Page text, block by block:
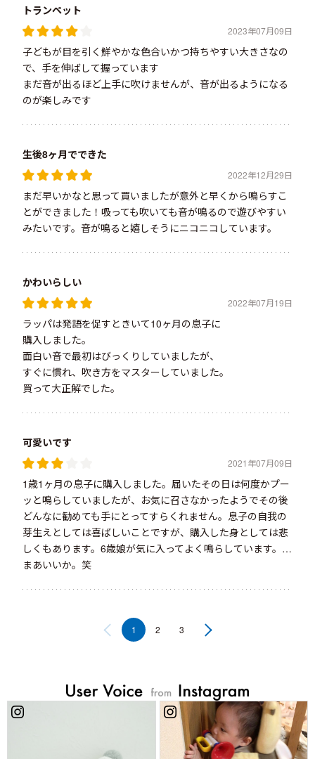
トランペット
2023年07月09日
子どもが目を引く鮮やかな色合いかつ持ちやすい大きさなの
で、手を伸ばして握っています
まだ音が出るほど上手に吹けませんが、音が出るようになる
のが楽しみです
生後8ヶ月でできた
2022年12月29日
まだ早いかなと思って買いましたが意外と早くから鳴らすこ
とができました！吸っても吹いても音が鳴るので遊びやすい
みたいです。音が鳴ると嬉しそうにニコニコしています。
かわいらしい
2022年07月19日
ラッパは発語を促すときいて10ヶ月の息子に
購入しました。
面白い音で最初はびっくりしていましたが、
すぐに慣れ、吹き方をマスターしていました。
買って大正解でした。
可愛いです
2021年07月09日
1歳1ヶ月の息子に購入しました。届いたその日は何度かプー
ッと鳴らしていましたが、お気に召さなかったようでその後
どんなに勧めても手にとってすらくれません。息子の自我の
芽生えとしては喜ばしいことですが、購入した身としては悲
しくもあります。6歳娘が気に入ってよく鳴らしています。…
まあいいか。笑
1 2 3